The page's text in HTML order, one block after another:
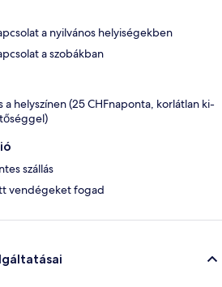
a nyilvános helyiségekben
a szobákban
a helyszínen (25 CHFnaponta, korlátlan ki-
szállás
vendégeket fogad